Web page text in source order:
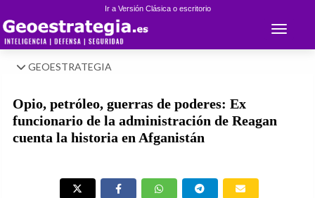
Ir a Versión Clásica o escritorio
Toggle
GEOESTRATEGIA
Opio, petróleo, guerras de poderes: Ex
funcionario de la administración de Reagan
cuenta la historia en Afganistán